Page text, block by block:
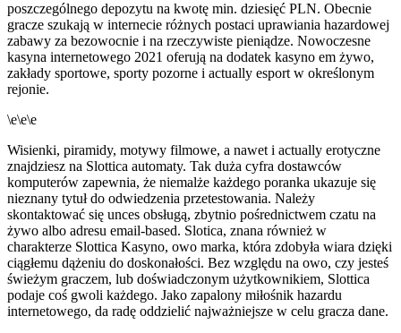
poszczególnego depozytu na kwotę min. dziesięć PLN. Obecnie
gracze szukają w internecie różnych postaci uprawiania hazardowej
zabawy za bezowocnie i na rzeczywiste pieniądze. Nowoczesne
kasyna internetowego 2021 oferują na dodatek kasyno em żywo,
zakłady sportowe, sporty pozorne i actually esport w określonym
rejonie.
\e\e\e
Wisienki, piramidy, motywy filmowe, a nawet i actually erotyczne
znajdziesz na Slottica automaty. Tak duża cyfra dostawców
komputerów zapewnia, że niemalże każdego poranka ukazuje się
nieznany tytuł do odwiedzenia przetestowania. Należy
skontaktować się unces obsługą, zbytnio pośrednictwem czatu na
żywo albo adresu email-based. Slotica, znana również w
charakterze Slottica Kasyno, owo marka, która zdobyła wiara dzięki
ciągłemu dążeniu do doskonałości. Bez względu na owo, czy jesteś
świeżym graczem, lub doświadczonym użytkownikiem, Slottica
podaje coś gwoli każdego. Jako zapalony miłośnik hazardu
internetowego, da radę oddzielić najważniejsze w celu gracza dane.